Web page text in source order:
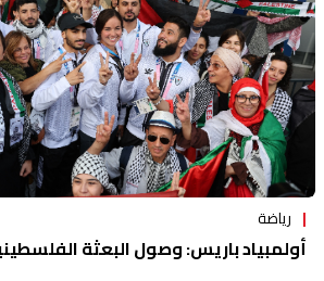
رياضة
أولمبياد باريس: وصول البعثة